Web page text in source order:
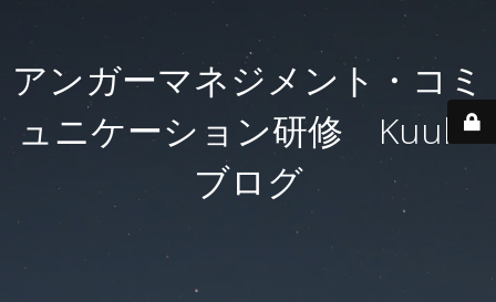
アンガーマネジメント・コミ
ュニケーション研修 Kuulei
ブログ